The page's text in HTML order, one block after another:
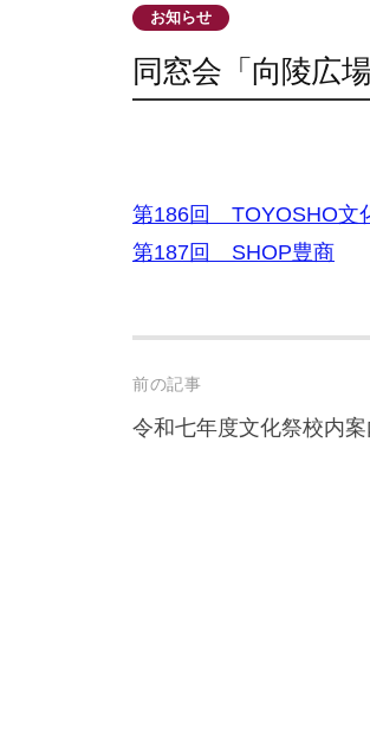
お知らせ
同窓会「向陵広
第186回 TOYOSHO文
第187回 SHOP豊商
Post
navigation
前の記事
令和七年度文化祭校内案